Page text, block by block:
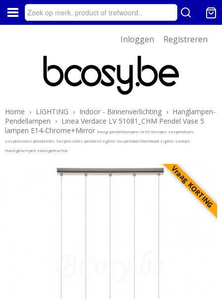
Inloggen Registreren
Home › LIGHTING › Indoor - Binnenverlichting › Hanglampen-
Pendellampen › Linea Verdace LV 51081_CHM Pendel Vase 5
lampen E14-Chrome+Mirror hang-pendellampen-licht-lampes-suspendues-
suspensions-pendantes-Suspensions-pendant-lights-Suspended-Overhead-Lights-Lamps-
Haengelampen-Haengeleuchte
Vraag KORTING